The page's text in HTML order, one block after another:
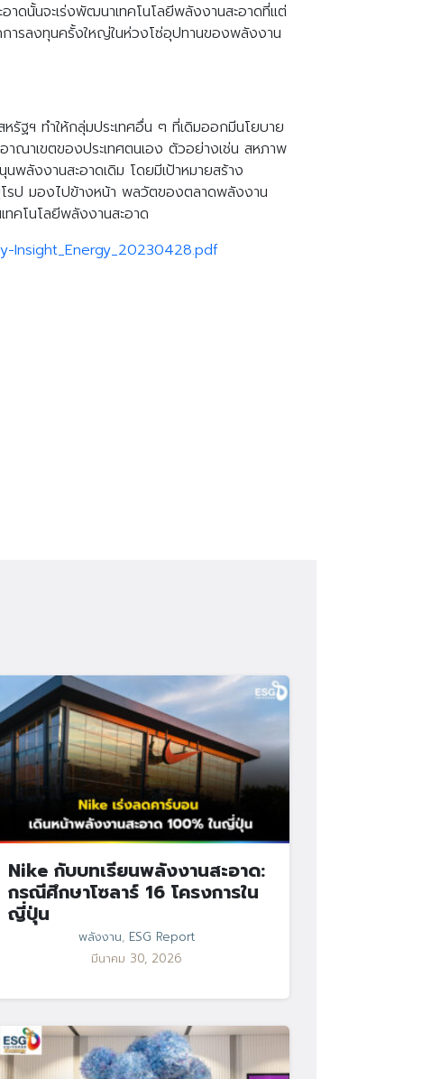
าดนั้นจะเร่งพัฒนาเทคโนโลยีพลังงานสะอาดที่แต่
การลงทุนครั้งใหญ่ในห่วงโซ่อุปทานของพลังงาน
ฐฯ ทำให้กลุ่มประเทศอื่น ๆ ที่เดิมออกมีนโยบาย
ณาเขตของประเทศตนเอง ตัวอย่างเช่น สหภาพ
ลังงานสะอาดเดิม โดยมีเป้าหมายสร้าง
รป มองไปข้างหน้า พลวัตของตลาดพลังงาน
คโนโลยีพลังงานสะอาด
Nike กับบทเรียนพลังงานสะอาด:
กรณีศึกษาโซลาร์ 16 โครงการใน
ญี่ปุ่น
พลังงาน, ESG Report
มีนาคม 30, 2026